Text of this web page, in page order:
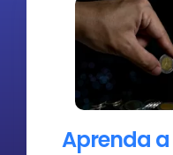
Aprenda